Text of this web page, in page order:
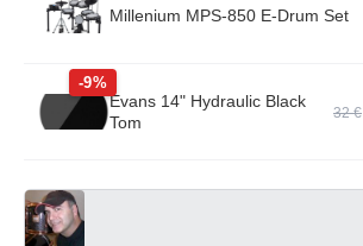
Millenium MPS-850 E-Drum Set
-9%
Evans 14" Hydraulic Black
Tom
32 €